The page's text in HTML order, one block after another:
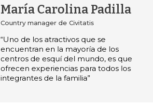
María Carolina Padilla
Country manager de Civitatis
“Uno de los atractivos que se
encuentran en la mayoría de los
centros de esquí del mundo, es que
ofrecen experiencias para todos los
integrantes de la familia”